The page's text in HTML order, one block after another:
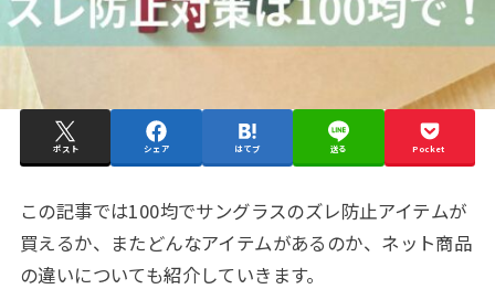
ポスト シェア はてブ 送る Pocket
この記事では100均でサングラスのズレ防止アイテムが
買えるか、またどんなアイテムがあるのか、ネット商品
の違いについても紹介していきます。